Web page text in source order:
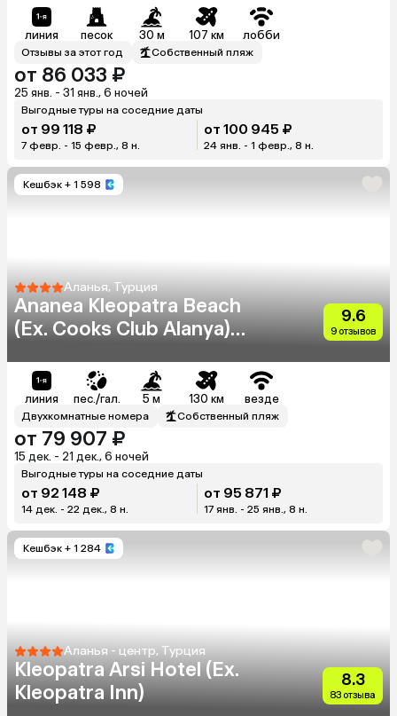
линия песок 30 м 107 км лобби
Отзывы за этот год Собственный пляж
от 86 033 ₽
25 янв. - 31 янв., 6 ночей
Выгодные туры на соседние даты
от 99 118 ₽
7 февр. - 15 февр., 8 н.
от 100 945 ₽
24 янв. - 1 февр., 8 н.
Кешбэк + 1 598
Аланья, Турция
Ananea Kleopatra Beach
(Ex. Cooks Club Alanya)
9.6
9 отзывов
линия пес./гал. 5 м 130 км везде
Двухкомнатные номера Собственный пляж
от 79 907 ₽
15 дек. - 21 дек., 6 ночей
Выгодные туры на соседние даты
от 92 148 ₽
14 дек. - 22 дек., 8 н.
от 95 871 ₽
17 янв. - 25 янв., 8 н.
Кешбэк + 1 284
Аланья - центр, Турция
Kleopatra Arsi Hotel (Ex.
Kleopatra Inn)
8.3
83 отзыва